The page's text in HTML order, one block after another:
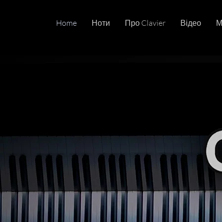
Home Ноти Про Clavier Відео